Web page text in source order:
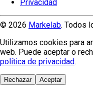
Privacidad
© 2026 Markelab. Todos
Utilizamos cookies para
web. Puede aceptar o
política de privacidad.
Rechazar Aceptar